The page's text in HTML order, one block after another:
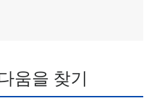
움을 찾기